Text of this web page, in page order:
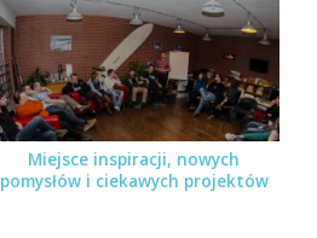
Miejsce inspiracji, nowych
pomysłów i ciekawych projektów